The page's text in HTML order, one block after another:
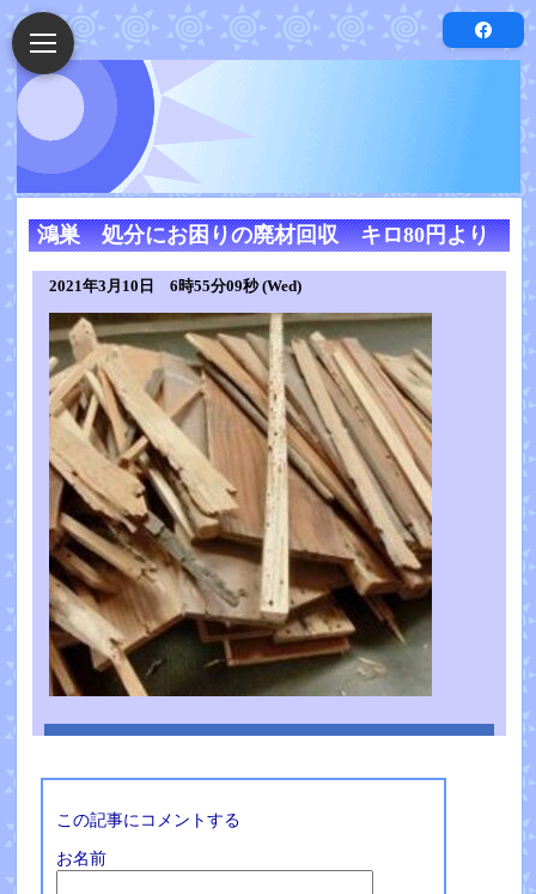
鴻巣 処分にお困りの廃材回収 キロ80円より
2021年3月10日 6時55分09秒 (Wed)
この記事にコメントする
お名前